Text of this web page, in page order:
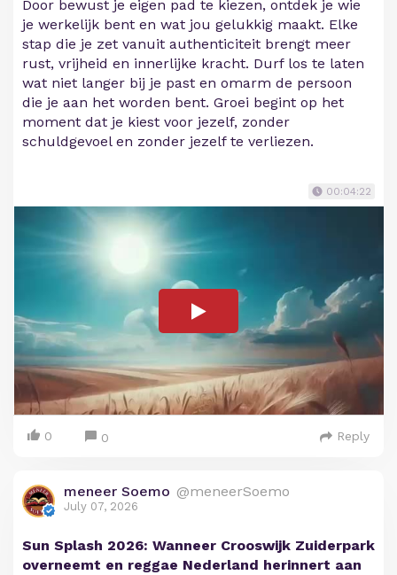
Door bewust je eigen pad te kiezen, ontdek je wie
je werkelijk bent en wat jou gelukkig maakt. Elke
stap die je zet vanuit authenticiteit brengt meer
rust, vrijheid en innerlijke kracht. Durf los te laten
wat niet langer bij je past en omarm de persoon
die je aan het worden bent. Groei begint op het
moment dat je kiest voor jezelf, zonder
schuldgevoel en zonder jezelf te verliezen.
00:04:22
0 0 Reply
meneer Soemo @meneerSoemo
July 07, 2026
Sun Splash 2026: Wanneer Crooswijk Zuiderpark
overneemt en reggae Nederland herinnert aan